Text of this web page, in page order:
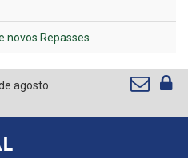
novos Repasses
agosto